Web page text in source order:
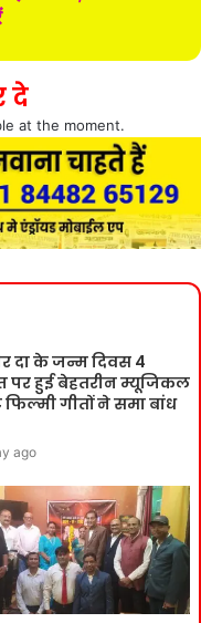
दे
at the moment.
दा के जन्म दिवस 4
पर हुई बेहतरीन म्यूजिकल
फिल्मी गीतों ने समा बांध
ago